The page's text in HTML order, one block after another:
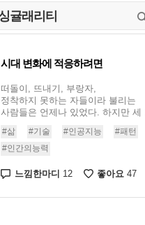
시대 변화에 적응하려면
떠돌이, 뜨내기, 부랑자,
정착하지 못하는 자들이라 불리는
사람들은 언제나 있었다. 하지만 세
#삶 #기술 #인공지능 #패턴
#인간의능력
느낌한마디 12 좋아요 47